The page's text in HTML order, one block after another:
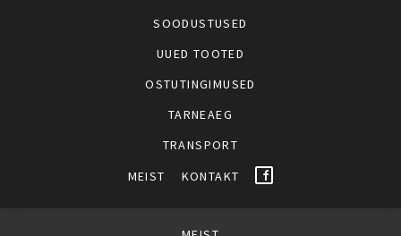
SOODUSTUSED
UUED TOOTED
OSTUTINGIMUSED
TARNEAEG
TRANSPORT
MEIST
KONTAKT